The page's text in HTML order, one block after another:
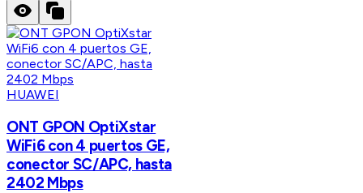
HUAWEI
ONT GPON OptiXstar
WiFi6 con 4 puertos GE,
conector SC/APC, hasta
2402 Mbps